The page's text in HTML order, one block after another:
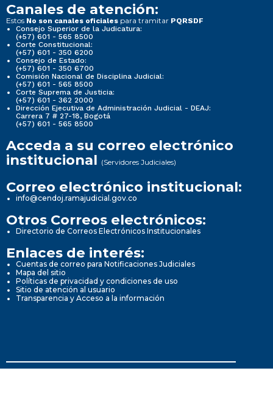
Canales de atención:
Estos No son canales oficiales para tramitar PQRSDF
Consejo Superior de la Judicatura:
(+57) 601 - 565 8500
Corte Constitucional:
(+57) 601 - 350 6200
Consejo de Estado:
(+57) 601 - 350 6700
Comisión Nacional de Disciplina Judicial:
(+57) 601 - 565 8500
Corte Suprema de Justicia:
(+57) 601 - 362 2000
Dirección Ejecutiva de Administración Judicial - DEAJ:
Carrera 7 # 27-18, Bogotá
(+57) 601 - 565 8500
Acceda a su correo electrónico
institucional (Servidores Judiciales)
Correo electrónico institucional:
info@cendoj.ramajudicial.gov.co
Otros Correos electrónicos:
Directorio de Correos Electrónicos Institucionales
Enlaces de interés:
Cuentas de correo para Notificaciones Judiciales
Mapa del sitio
Políticas de privacidad y condiciones de uso
Sitio de atención al usuario
Transparencia y Acceso a la información